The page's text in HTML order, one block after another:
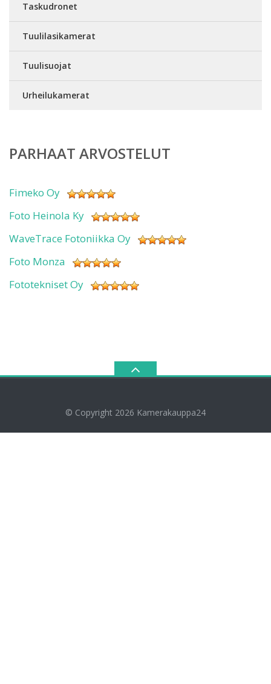
Taskudronet
Tuulilasikamerat
Tuulisuojat
Urheilukamerat
PARHAAT ARVOSTELUT
Fimeko Oy
Foto Heinola Ky
WaveTrace Fotoniikka Oy
Foto Monza
Fototekniset Oy
© Copyright 2026 Kamerakauppa24